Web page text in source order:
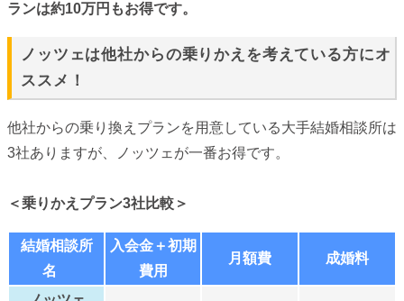
ランは約10万円もお得です。
ノッツェは他社からの乗りかえを考えている方にオ
ススメ！
他社からの乗り換えプランを用意している大手結婚相談所は
3社ありますが、ノッツェが一番お得です。
＜乗りかえプラン3社比較＞
結婚相談所
名
入会金＋初期
費用
月額費 成婚料